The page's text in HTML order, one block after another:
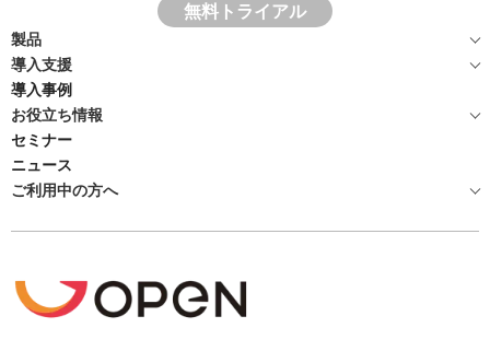
無料トライアル
製品
導入支援
導入事例
お役立ち情報
セミナー
ニュース
ご利用中の方へ